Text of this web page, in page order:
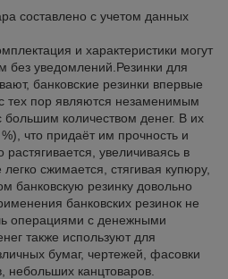
составлено с учетом данных
и характеристики могут
без уведомлений.Резинки для
банковские резинки впервые
тех пор являются незаменимым
количеством денег. В их
что придаёт им прочность и
растягивается, увеличиваясь в
сжимается, стягивая купюру,
банковскую резинку довольно
банковских резинок не
операциями с денежными
также используют для
бумаг, чертежей, фасовки
небольших канцтоваров.